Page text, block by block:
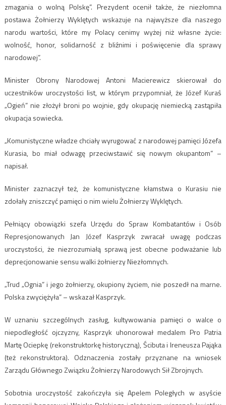
zmagania o wolną Polskę”. Prezydent ocenił także, że niezłomna
postawa Żołnierzy Wyklętych wskazuje na najwyższe dla naszego
narodu wartości, które my Polacy cenimy wyżej niż własne życie:
wolność, honor, solidarność z bliźnimi i poświęcenie dla sprawy
narodowej”.
Minister Obrony Narodowej Antoni Macierewicz skierował do
uczestników uroczystości list, w którym przypomniał, że Józef Kuraś
„Ogień” nie złożył broni po wojnie, gdy okupację niemiecką zastąpiła
okupacja sowiecka.
„Komunistyczne władze chciały wyrugować z narodowej pamięci Józefa
Kurasia, bo miał odwagę przeciwstawić się nowym okupantom” –
napisał.
Minister zaznaczył też, że komunistyczne kłamstwa o Kurasiu nie
zdołały zniszczyć pamięci o nim wielu Żołnierzy Wyklętych.
Pełniący obowiązki szefa Urzędu do Spraw Kombatantów i Osób
Represjonowanych Jan Józef Kasprzyk zwracał uwagę podczas
uroczystości, że niezrozumiałą sprawą jest obecne podważanie lub
deprecjonowanie sensu walki żołnierzy Niezłomnych.
„Trud „Ognia” i jego żołnierzy, okupiony życiem, nie poszedł na marne.
Polska zwyciężyła” – wskazał Kasprzyk.
W uznaniu szczególnych zasług, kultywowania pamięci o walce o
niepodległość ojczyzny, Kasprzyk uhonorował medalem Pro Patria
Martę Ociepkę (rekonstruktorkę historyczną), Ścibuta i Ireneusza Pająka
(też rekonstruktora). Odznaczenia zostały przyznane na wniosek
Zarządu Głównego Związku Żołnierzy Narodowych Sił Zbrojnych.
Sobotnia uroczystość zakończyła się Apelem Poległych w asyście